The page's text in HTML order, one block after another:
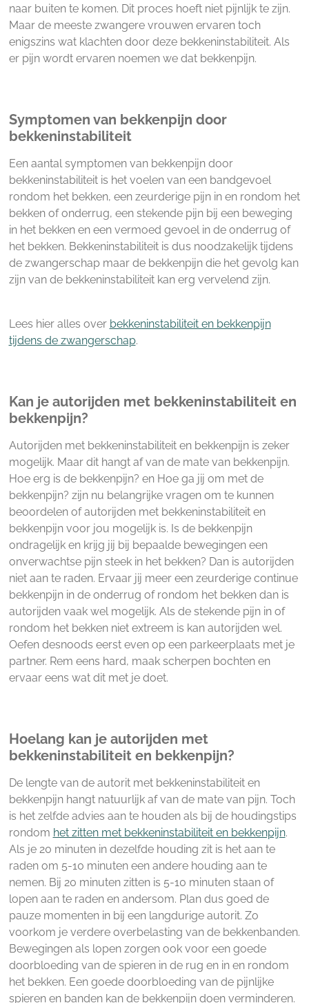
naar buiten te komen. Dit proces hoeft niet pijnlijk te zijn.
Maar de meeste zwangere vrouwen ervaren toch
enigszins wat klachten door deze bekkeninstabiliteit. Als
er pijn wordt ervaren noemen we dat bekkenpijn.
Symptomen van bekkenpijn door
bekkeninstabiliteit
Een aantal symptomen van bekkenpijn door
bekkeninstabiliteit is het voelen van een bandgevoel
rondom het bekken, een zeurderige pijn in en rondom het
bekken of onderrug, een stekende pijn bij een beweging
in het bekken en een vermoed gevoel in de onderrug of
het bekken. Bekkeninstabiliteit is dus noodzakelijk tijdens
de zwangerschap maar de bekkenpijn die het gevolg kan
zijn van de bekkeninstabiliteit kan erg vervelend zijn.
Lees hier alles over bekkeninstabiliteit en bekkenpijn
tijdens de zwangerschap.
Kan je autorijden met bekkeninstabiliteit en
bekkenpijn?
Autorijden met bekkeninstabiliteit en bekkenpijn is zeker
mogelijk. Maar dit hangt af van de mate van bekkenpijn.
Hoe erg is de bekkenpijn? en Hoe ga jij om met de
bekkenpijn? zijn nu belangrijke vragen om te kunnen
beoordelen of autorijden met bekkeninstabiliteit en
bekkenpijn voor jou mogelijk is. Is de bekkenpijn
ondragelijk en krijg jij bij bepaalde bewegingen een
onverwachtse pijn steek in het bekken? Dan is autorijden
niet aan te raden. Ervaar jij meer een zeurderige continue
bekkenpijn in de onderrug of rondom het bekken dan is
autorijden vaak wel mogelijk. Als de stekende pijn in of
rondom het bekken niet extreem is kan autorijden wel.
Oefen desnoods eerst even op een parkeerplaats met je
partner. Rem eens hard, maak scherpen bochten en
ervaar eens wat dit met je doet.
Hoelang kan je autorijden met
bekkeninstabiliteit en bekkenpijn?
De lengte van de autorit met bekkeninstabiliteit en
bekkenpijn hangt natuurlijk af van de mate van pijn. Toch
is het zelfde advies aan te houden als bij de houdingstips
rondom het zitten met bekkeninstabiliteit en bekkenpijn.
Als je 20 minuten in dezelfde houding zit is het aan te
raden om 5-10 minuten een andere houding aan te
nemen. Bij 20 minuten zitten is 5-10 minuten staan of
lopen aan te raden en andersom. Plan dus goed de
pauze momenten in bij een langdurige autorit. Zo
voorkom je verdere overbelasting van de bekkenbanden.
Bewegingen als lopen zorgen ook voor een goede
doorbloeding van de spieren in de rug en in en rondom
het bekken. Een goede doorbloeding van de pijnlijke
spieren en banden kan de bekkenpijn doen verminderen.